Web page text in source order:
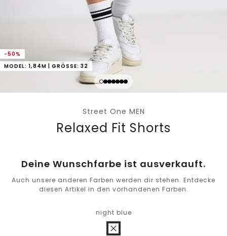
-50%
MODEL: 1,84M | GRÖSSE: 32
Street One MEN
Relaxed Fit Shorts
Deine Wunschfarbe ist ausverkauft.
Auch unsere anderen Farben werden dir stehen. Entdecke
diesen Artikel in den vorhandenen Farben.
night blue